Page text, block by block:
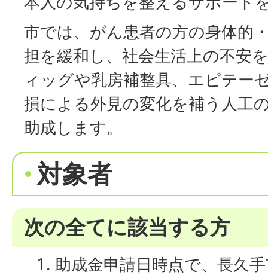
市では、がん患者の方の身体的
担を緩和し、社会生活上の不安
ィッグや乳房補整具、エピテー
損による外見の変化を補う人工
助成します。
対象者
次の全てに該当する方
助成金申請日時点で、長久